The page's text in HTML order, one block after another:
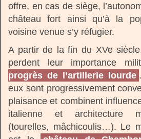
offre, en cas de siège,
château fort ainsi qu’à la
voisine venue s’y réfugier.
A partir de la fin du XVe
perdent leur importance
progrès de l’artillerie lourde
eux sont progressivement
plaisance et combinent
italienne et architecture
(tourelles, mâchicoulis…). Le